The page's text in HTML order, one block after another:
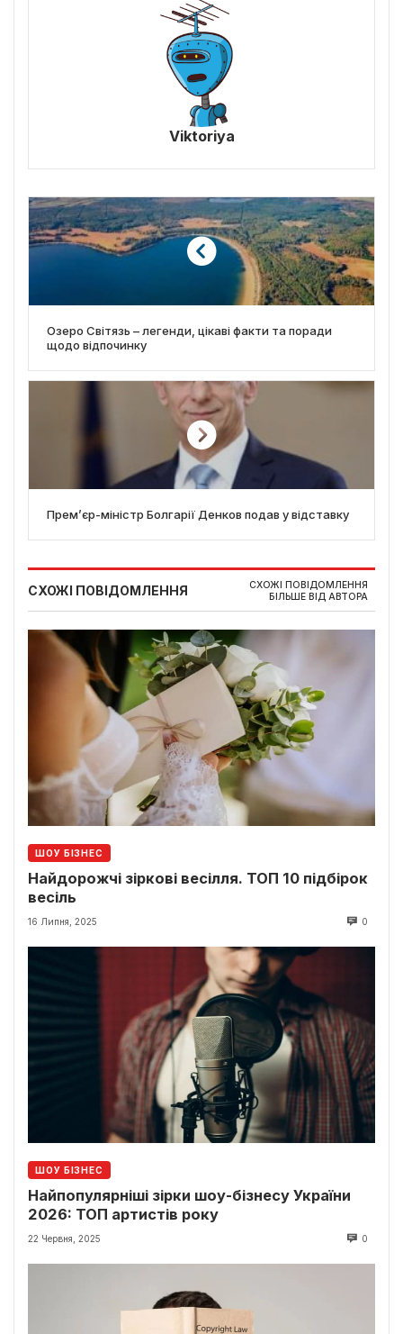
Viktoriya
Озеро Світязь – легенди, цікаві факти та поради
щодо відпочинку
Прем’єр-міністр Болгарії Денков подав у відставку
СХОЖІ ПОВІДОМЛЕННЯ
СХОЖІ ПОВІДОМЛЕННЯ
БІЛЬШЕ ВІД АВТОРА
ШОУ БІЗНЕС
Найдорожчі зіркові весілля. ТОП 10 підбірок
весіль
16 Липня, 2025 0
ШОУ БІЗНЕС
Найпопулярніші зірки шоу-бізнесу України
2026: ТОП артистів року
22 Червня, 2025 0